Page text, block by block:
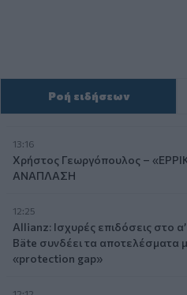
Ροή ειδήσεων
13:16
Χρήστος Γεωργόπουλος –
ΑΝΑΠΛΑΣΗ
12:25
Allianz: Ισχυρές επιδόσεις στο
Bäte συνδέει τα αποτελέσματα
«protection gap»